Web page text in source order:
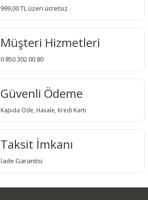
999,00 TL üzeri ücretsiz
Müşteri Hizmetleri
0 850 302 00 80
Güvenli Ödeme
Kapıda Öde, Havale, Kredi Kartı
Taksit İmkanı
İade Garantisi